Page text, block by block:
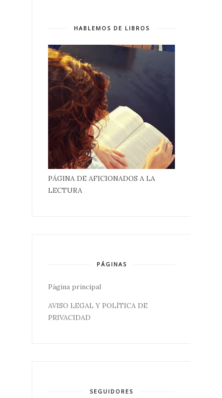
HABLEMOS DE LIBROS
PÁGINA DE AFICIONADOS A LA
LECTURA
PÁGINAS
Página principal
AVISO LEGAL Y POLÍTICA DE
PRIVACIDAD
SEGUIDORES